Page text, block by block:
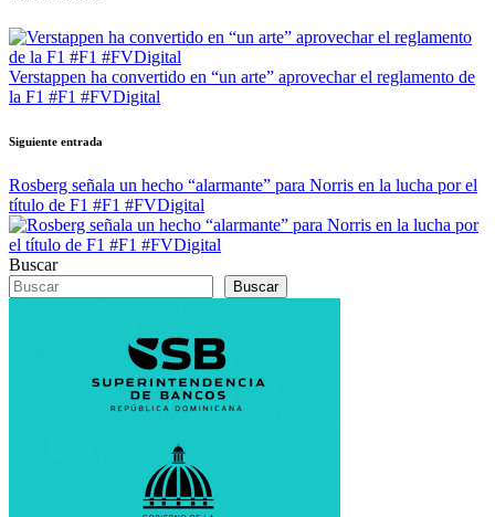
de
entradas
Verstappen ha convertido en “un arte” aprovechar el reglamento de
la F1 #F1 #FVDigital
Siguiente entrada
Rosberg señala un hecho “alarmante” para Norris en la lucha por el
título de F1 #F1 #FVDigital
Buscar
Buscar